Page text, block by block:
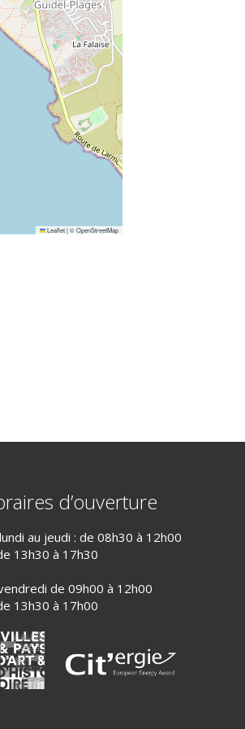
Leaflet|©OpenStreetMap
d’ouverture
au jeudi : de 08h30 à 12h00
13h30 à 17h30
de 09h00 à 12h00
13h30 à 17h00